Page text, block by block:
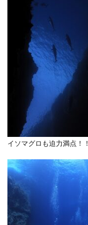
イソマグロも迫力満点！！